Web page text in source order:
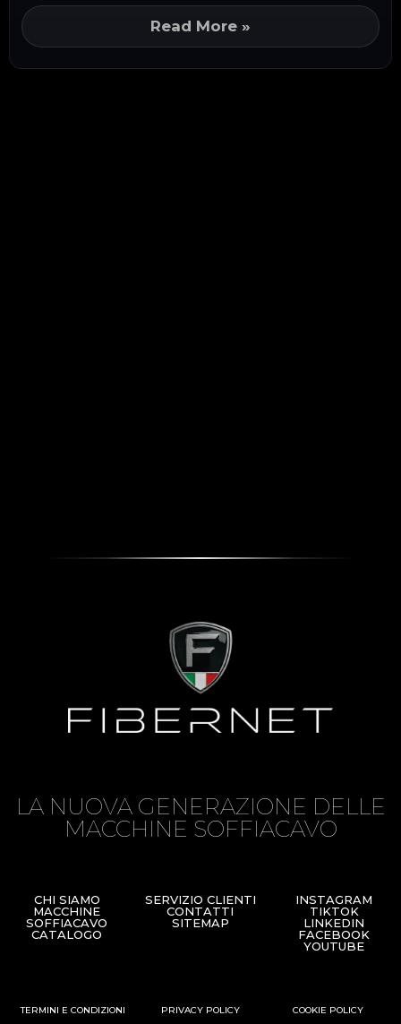
Read More »
LA NUOVA GENERAZIONE DELLE
MACCHINE SOFFIACAVO
CHI SIAMO
MACCHINE
SOFFIACAVO
CATALOGO
SERVIZIO CLIENTI
CONTATTI
SITEMAP
INSTAGRAM
TIKTOK
LINKEDIN
FACEBOOK
YOUTUBE
TERMINI E CONDIZIONI PRIVACY POLICY COOKIE POLICY